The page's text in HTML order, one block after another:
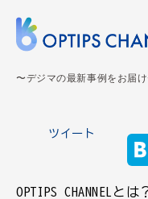
〜デジマの最新事例をお届
ツイート
OPTIPS CHANNELとは